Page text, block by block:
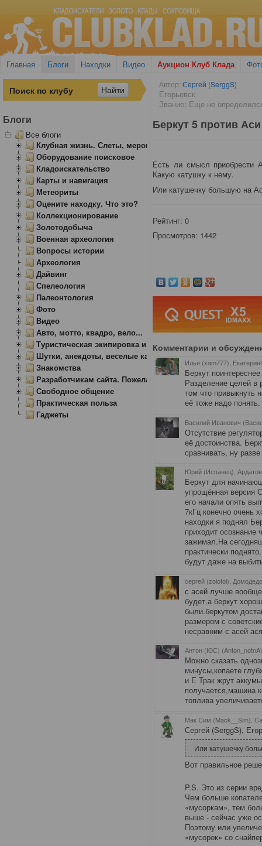
Главная Блоги Находки Видео Аукцион Клуб Клада
Автор: Сергей (SerggS)
Егорьевск
Звание: Еще не
Беркут 5 против
Есть ли смысл приобрести
Какую катушку к нему.
Или катушечку большую на
Рейтинг:0
Просмотров: 1442
Комментарии и
Илья (xam777),
Беркут
Разделение целей
том что привыкнуть
её тоже надо
Василий Иванович
Отсутствие
её достоинства.
сравнивать, ну
Юрий (Испанец), Ардатов
Беркут для
упрощённая версия
его начали опять
7кГц конечно очень
находки я поднял
приходит осознание
зажимал.На
практически
будут даже на
сергей (zolotoi),
с асей лучше
будет.а беркут
были.беркутом
размером с
несравним с асей
Антон (ЮС)
Можно сказать
минусы,копаете
и Е Трак жрут
получается,машина
топлива
Мак Сим (Mack__Sim),
Сергей (SerggS),
Или катушечку
Вот правильное
P.S. Это из серии
Чем больше
«мусоркам», тем
выше - сейчас уже
Поэтому или
«мусорок» со
Блоги
Все блоги
Клубная жизнь. Слеты, мероприятия
Оборудование поисковое
Кладоискательство
Карты и навигация
Метеориты
Оцените находку. Что это?
Коллекционирование
Золотодобыча
Военная археология
Вопросы истории
Археология
Дайвинг
Спелеология
Палеонтология
Фото
Видео
Авто, мотто, квадро, вело...
Туристическая экипировка и снаряжение
Шутки, анекдоты, веселые картинки
Знакомства
Разработчикам сайта. Пожелания, замечания.
Свободное общение
Практическая польза
Гаджеты